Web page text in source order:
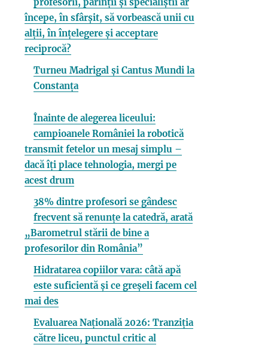
începe, în sfârșit, să vorbească unii cu
alții, în înțelegere și acceptare
reciprocă?
Turneu Madrigal și Cantus Mundi la
Constanța
Înainte de alegerea liceului:
campioanele României la robotică
transmit fetelor un mesaj simplu –
dacă îți place tehnologia, mergi pe
acest drum
38% dintre profesori se gândesc
frecvent să renunțe la catedră, arată
„Barometrul stării de bine a
profesorilor din România”
Hidratarea copiilor vara: câtă apă
este suficientă și ce greșeli facem cel
mai des
Evaluarea Națională 2026: Tranziția
către liceu, punctul critic al